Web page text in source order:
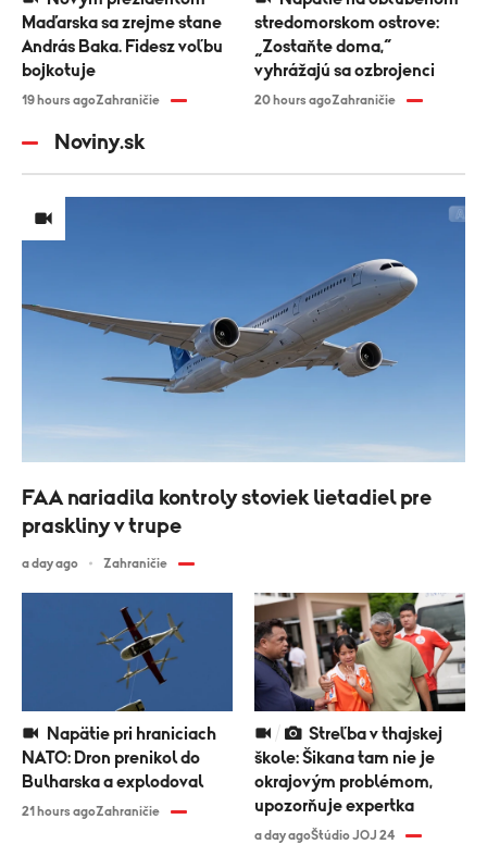
Maďarska sa zrejme stane
András Baka. Fidesz voľbu
bojkotuje
19 hours agoZahraničie
stredomorskom ostrove:
„Zostaňte doma,“
vyhrážajú sa ozbrojenci
20 hours agoZahraničie
Noviny.sk
NATO: Dron prenikol do
Bulharska a explodoval
21 hours agoZahraničie
škole: Šikana tam nie je
okrajovým problémom,
upozorňuje expertka
a day agoŠtúdio JOJ 24
FAA nariadila kontroly stoviek lietadiel pre
praskliny v trupe
a day ago Zahraničie